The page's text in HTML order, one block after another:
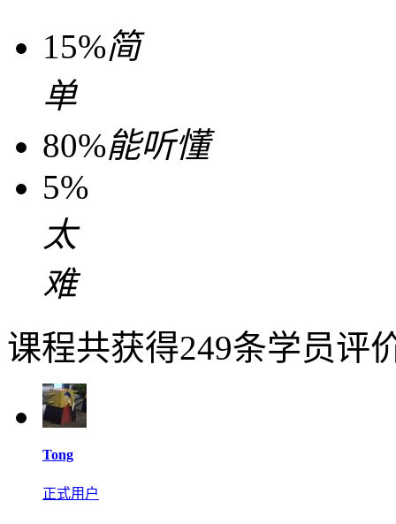
15%简
单
80%能听懂
5%
太
难
课程共获得249条学员评
Tong
正式用户